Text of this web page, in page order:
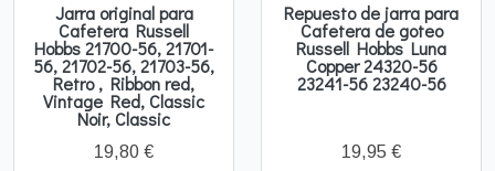
Jarra original para
Cafetera Russell
Hobbs 21700-56, 21701-
56, 21702-56, 21703-56,
Retro , Ribbon red,
Vintage Red, Classic
Noir, Classic
19,80 €
Repuesto de jarra para
Cafetera de goteo
Russell Hobbs Luna
Copper 24320-56
23241-56 23240-56
19,95 €